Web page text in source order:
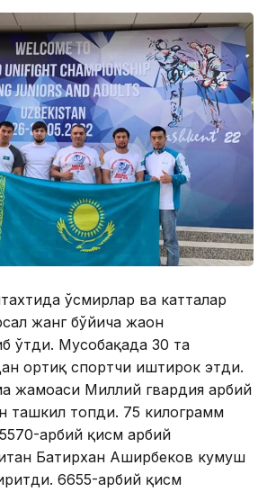
ўсмирлар ва катталар
жанг бўйича жаҳон
ўтди. Мусобақада 30 та
ортиқ спортчи иштирок этди.
жамоаси Миллий гвардия ҳарбий
ташкил топди. 75 килограмм
ҳарбий қисм ҳарбий
Батирхан Аширбеков кумуш
6655-ҳарбий қисм